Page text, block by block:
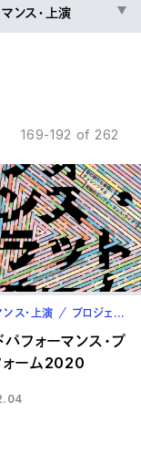
ンス・上演
169-192 of 262
ス・上演 プロジェクト
パフォーマンス・プ
ォーム2020